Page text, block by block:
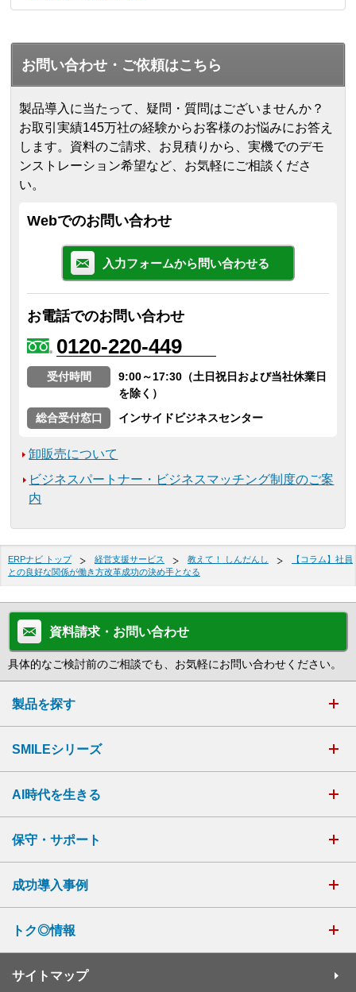
お問い合わせ・ご依頼はこちら
製品導入に当たって、疑問・質問はございませんか？
お取引実績145万社の経験からお客様のお悩みにお答え
します。 資料のご請求、お見積りから、実機でのデモ
ンストレーション希望など、お気軽にご相談くださ
い。
Webでのお問い合わせ
入力フォームから問い合わせる
お電話でのお問い合わせ
0120-220-449
受付時間
9:00～17:30（土日祝日および当社休業日
を除く）
総合受付窓口
インサイドビジネスセンター
卸販売について
ビジネスパートナー・ビジネスマッチング制度のご案
内
ERPナビ トップ 経営支援サービス 教えて！ しんだんし
【コラム】社員
との良好な関係が働き方改革成功の決め手となる
資料請求・お問い合わせ
具体的なご検討前のご相談でも、お気軽にお問い合わせください。
製品を探す
SMILEシリーズ
AI時代を生きる
保守・サポート
成功導入事例
トク◎情報
サイトマップ